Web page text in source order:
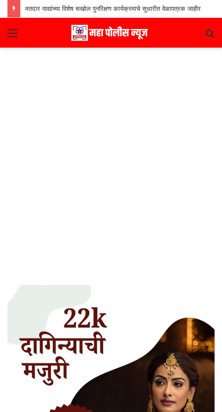
मतदार याद्यांच्या विशेष सखोल पुनरिक्षण कार्यक्रमाचे सुधारीत वेळापत्रक जाहीर
Menu